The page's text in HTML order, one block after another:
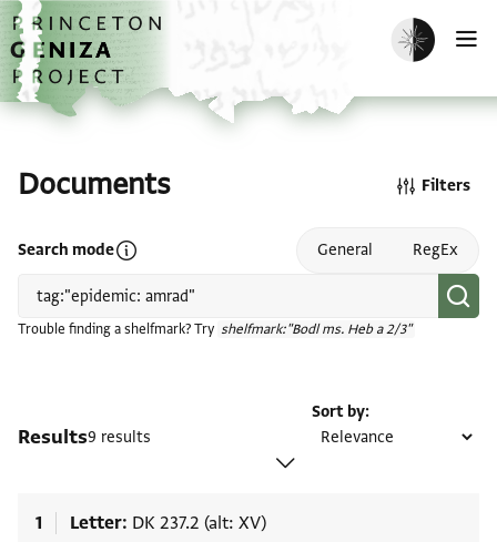
Skip to main content
home
Enable dark
Documents
Search modeOpen search mode help General RegEx
Trouble finding a shelfmark? Try shelfmark:"Bodl ms. Heb a 2/3"
Filters
Results9 results
Sort by
1 Letter DK 237.2 (alt: XV)